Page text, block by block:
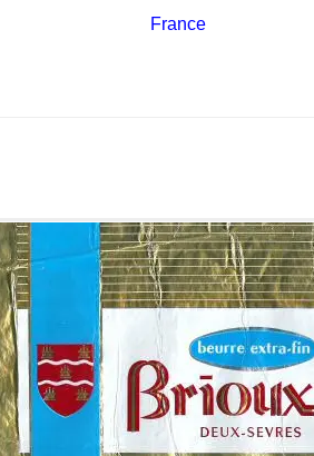
France